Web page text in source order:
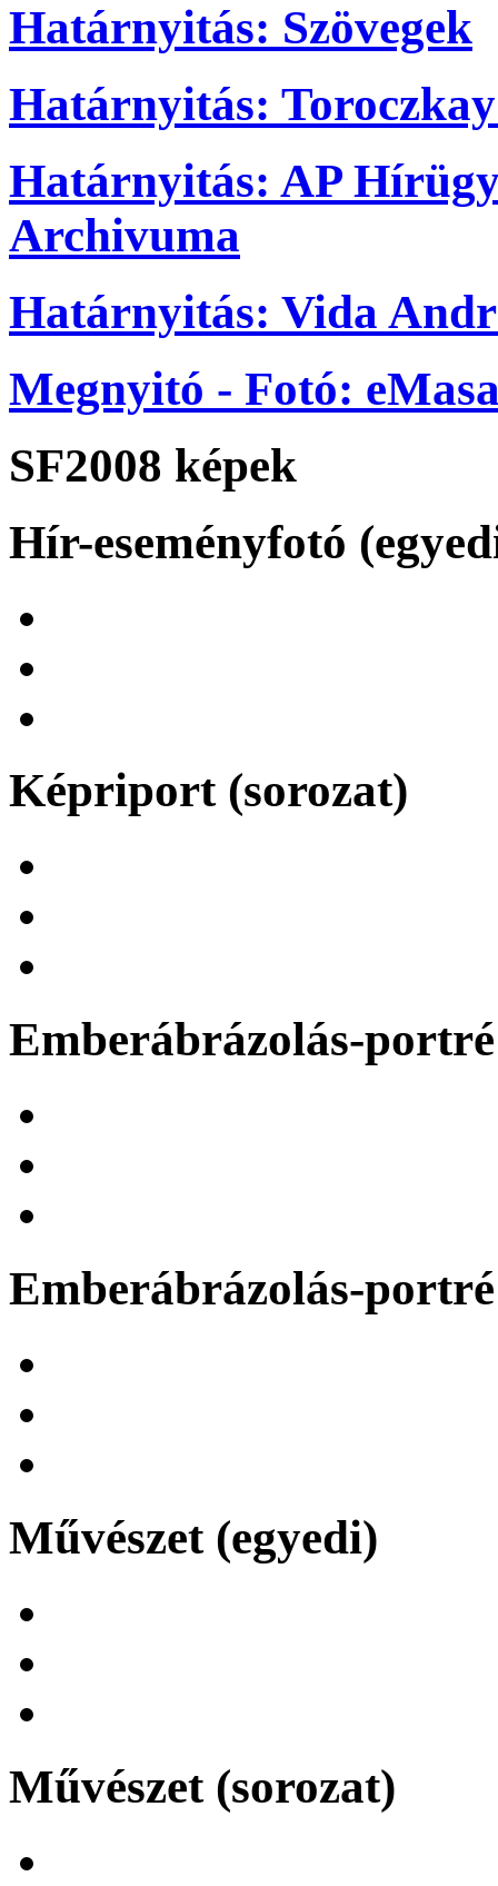
Határnyitás: Szövegek
Határnyitás:
Határnyitás: AP
Archivuma
Határnyitás: Vida
Megnyitó - Fotó:
SF2008 képek
Hír-eseményfotó
Képriport (sorozat)
Emberábrázolás-
Emberábrázolás-
Művészet (egyedi)
Művészet (sorozat)